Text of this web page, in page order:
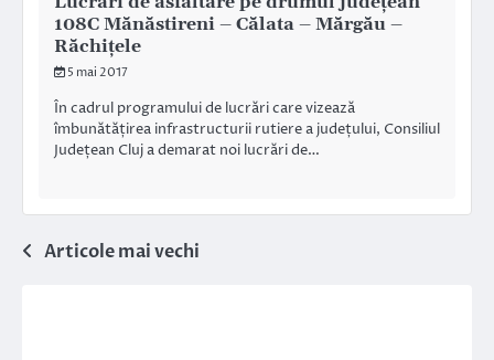
108C Mănăstireni – Călata – Mărgău –
Răchiţele
5 mai 2017
În cadrul programului de lucrări care vizează
îmbunătățirea infrastructurii rutiere a județului, Consiliul
Județean Cluj a demarat noi lucrări de…
Navigare
Articole mai vechi